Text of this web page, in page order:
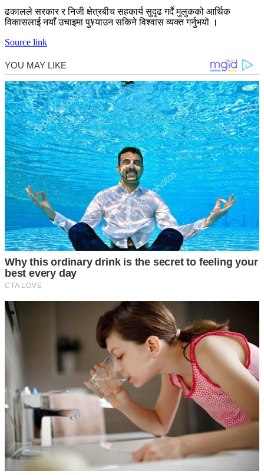
ढकालले सरकार र निजी क्षेत्रबीच सहकार्य सुदृढ गर्दै मुलुकको आर्थिक
विकासलाई नयाँ उचाइमा पु¥याउन सकिने विश्वास व्यक्त गर्नुभयो ।
Source link